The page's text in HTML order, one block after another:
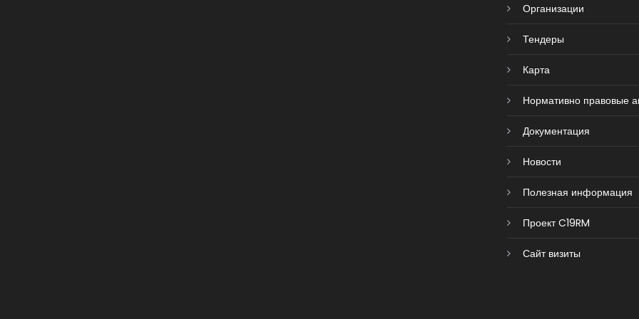
Организации
Тендеры
Карта
Нормативно правовые
Документация
Новости
Полезная информация
Проект C19RM
Сайт визиты